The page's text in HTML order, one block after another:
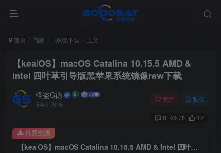
首页 电脑 系统下载 正文
【kealOS】macOS Catalina 10.15.5 AMD &
Intel 四叶草引导版黑苹果系统镜像raw下载
怪盗G德
5年前发布
关注 私信
0 78 12
【kealOS】macOS Catalina 10.15.5 AMD & Intel 四叶草引导版黑苹果系统镜像raw下载
付费资源